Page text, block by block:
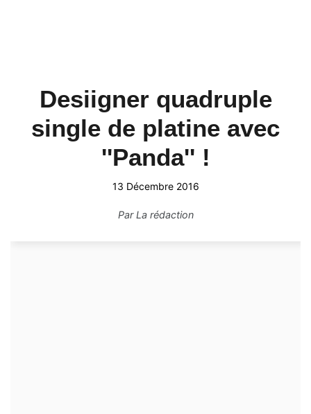
Desiigner quadruple
single de platine avec
''Panda'' !
13 Décembre 2016
ParLa rédaction